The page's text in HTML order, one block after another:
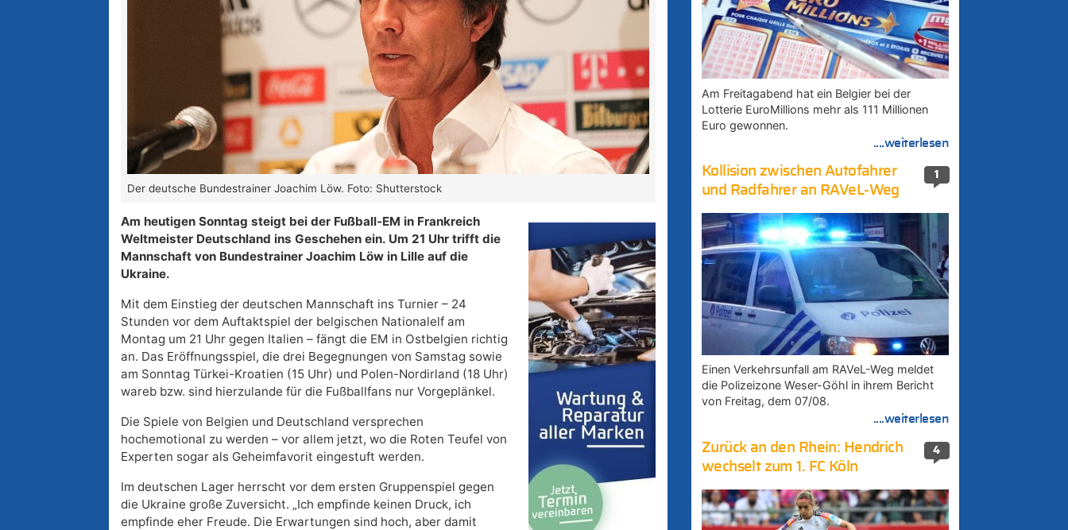
Der deutsche Bundestrainer Joachim Löw. Foto: Shutterstock
Am heutigen Sonntag steigt bei der Fußball-EM in Frankreich
Weltmeister Deutschland ins Geschehen ein. Um 21 Uhr trifft die
Mannschaft von Bundestrainer Joachim Löw in Lille auf die
Ukraine.
Mit dem Einstieg der deutschen Mannschaft ins Turnier – 24
Stunden vor dem Auftaktspiel der belgischen Nationalelf am
Montag um 21 Uhr gegen Italien – fängt die EM in Ostbelgien richtig
an. Das Eröffnungsspiel, die drei Begegnungen von Samstag sowie
am Sonntag Türkei-Kroatien (15 Uhr) und Polen-Nordirland (18 Uhr)
wareb bzw. sind hierzulande für die Fußballfans nur Vorgeplänkel.
Die Spiele von Belgien und Deutschland versprechen
hochemotional zu werden – vor allem jetzt, wo die Roten Teufel von
Experten sogar als Geheimfavorit eingestuft werden.
Im deutschen Lager herrscht vor dem ersten Gruppenspiel gegen
die Ukraine große Zuversicht. „Ich empfinde keinen Druck, ich
empfinde eher Freude. Die Erwartungen sind hoch, aber damit
Am Freitagabend hat ein Belgier bei der
Lotterie EuroMillions mehr als 111 Millionen
Euro gewonnen.
....weiterlesen
1
Kollision zwischen Autofahrer
und Radfahrer an RAVeL-Weg
Einen Verkehrsunfall am RAVeL-Weg meldet
die Polizeizone Weser-Göhl in ihrem Bericht
von Freitag, dem 07/08.
....weiterlesen
4
Zurück an den Rhein: Hendrich
wechselt zum 1. FC Köln